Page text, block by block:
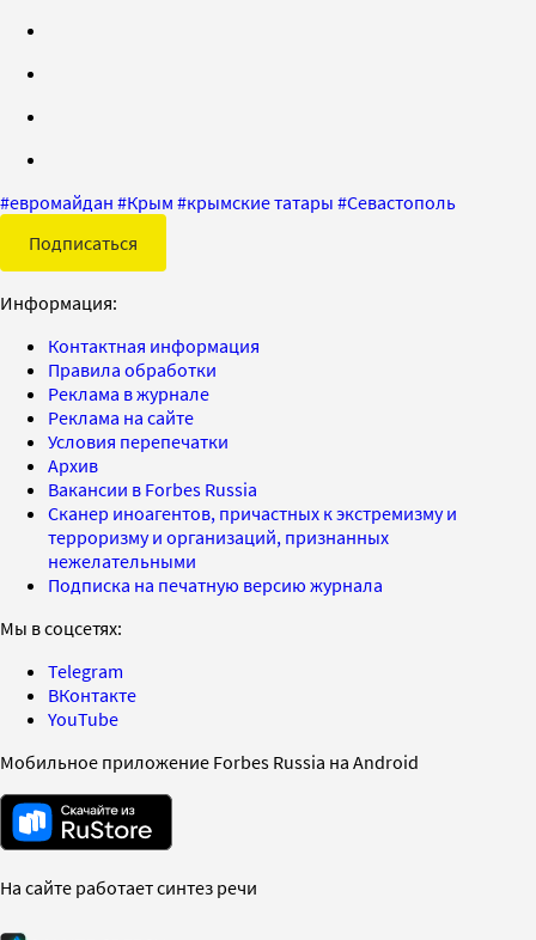
#евромайдан #Крым #крымские татары #Севастополь
Подписаться
Информация:
Контактная информация
Правила обработки
Реклама в журнале
Реклама на сайте
Условия перепечатки
Архив
Вакансии в Forbes Russia
Сканер иноагентов, причастных к экстремизму и
терроризму и организаций, признанных
нежелательными
Подписка на печатную версию журнала
Мы в соцсетях:
Telegram
ВКонтакте
YouTube
Мобильное приложение Forbes Russia на Android
На сайте работает синтез речи